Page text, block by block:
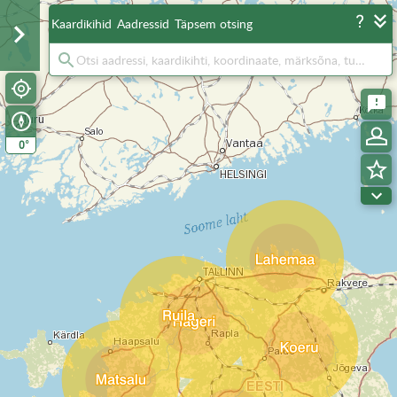
0°
Kaardikihid Aadressid Täpsem otsing